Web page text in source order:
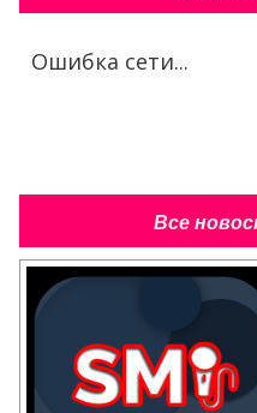
Ошибка сети...
Все